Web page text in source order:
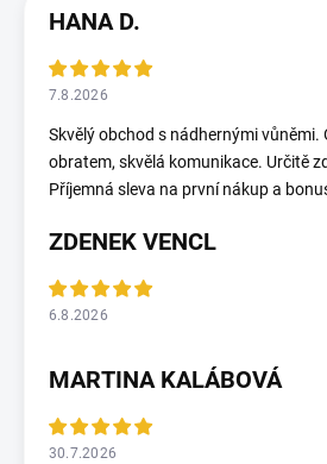
HANA D.
7.8.2026
Skvělý obchod s nádhernými vůněmi.
obratem, skvělá komunikace. Určitě
Příjemná sleva na první nákup a
ZDENEK VENCL
6.8.2026
MARTINA KALÁBOVÁ
30.7.2026